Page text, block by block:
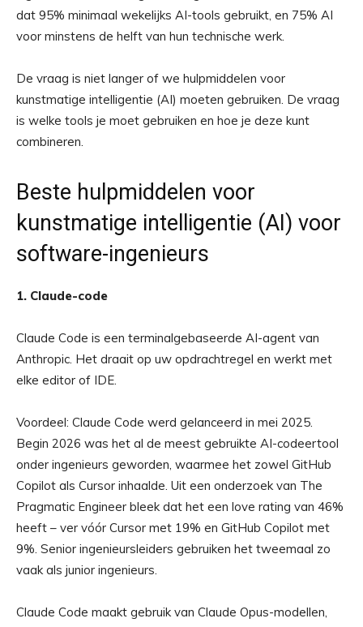
dat 95% minimaal wekelijks AI-tools gebruikt, en 75% AI
voor minstens de helft van hun technische werk.
De vraag is niet langer of we hulpmiddelen voor
kunstmatige intelligentie (AI) moeten gebruiken. De vraag
is welke tools je moet gebruiken en hoe je deze kunt
combineren.
Beste hulpmiddelen voor
kunstmatige intelligentie (AI) voor
software-ingenieurs
1. Claude-code
Claude Code is een terminalgebaseerde AI-agent van
Anthropic. Het draait op uw opdrachtregel en werkt met
elke editor of IDE.
Voordeel: Claude Code werd gelanceerd in mei 2025.
Begin 2026 was het al de meest gebruikte AI-codeertool
onder ingenieurs geworden, waarmee het zowel GitHub
Copilot als Cursor inhaalde. Uit een onderzoek van The
Pragmatic Engineer bleek dat het een love rating van 46%
heeft – ver vóór Cursor met 19% en GitHub Copilot met
9%. Senior ingenieursleiders gebruiken het tweemaal zo
vaak als junior ingenieurs.
Claude Code maakt gebruik van Claude Opus-modellen,